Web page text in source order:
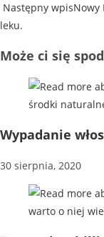
Następny wpisNowy
leku.
Może ci się
Wypadanie
30 sierpnia, 2020